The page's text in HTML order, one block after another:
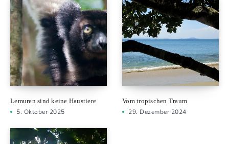
Lemuren sind keine Haustiere
5. Oktober 2025
Vom tropischen Traum
29. Dezember 2024